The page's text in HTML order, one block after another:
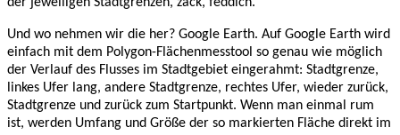
Und wo nehmen wir die her? Google Earth. Auf Google Earth wird
einfach mit dem Polygon-Flächenmesstool so genau wie möglich
der Verlauf des Flusses im Stadtgebiet eingerahmt: Stadtgrenze,
linkes Ufer lang, andere Stadtgrenze, rechtes Ufer, wieder zurück,
Stadtgrenze und zurück zum Startpunkt. Wenn man einmal rum
ist, werden Umfang und Größe der so markierten Fläche direkt im